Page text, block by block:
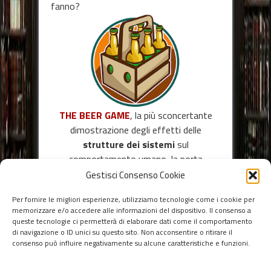
Gestisci Consenso Cookie
Per fornire le migliori esperienze, utilizziamo tecnologie come i cookie per
memorizzare e/o accedere alle informazioni del dispositivo. Il consenso a
queste tecnologie ci permetterà di elaborare dati come il comportamento
di navigazione o ID unici su questo sito. Non acconsentire o ritirare il
consenso può influire negativamente su alcune caratteristiche e funzioni.
fanno?
THE BEER GAME, la più sconcertante
dimostrazione degli effetti delle
strutture dei sistemisul
comportamento umano, la porta
d’ingresso piùdivertenteeilluminante
Pensiero Sistemico.